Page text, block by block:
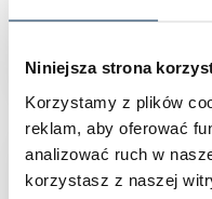
Niniejsza strona
Korzystamy z plików
reklam, aby oferować
analizować ruch w
korzystasz z naszej
6kW 400V(3x2kw)